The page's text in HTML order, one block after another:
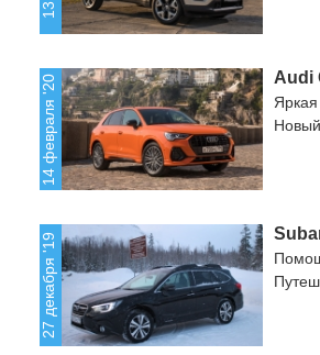
14 февраля '20 Audi
Яркая
27 декабря '19